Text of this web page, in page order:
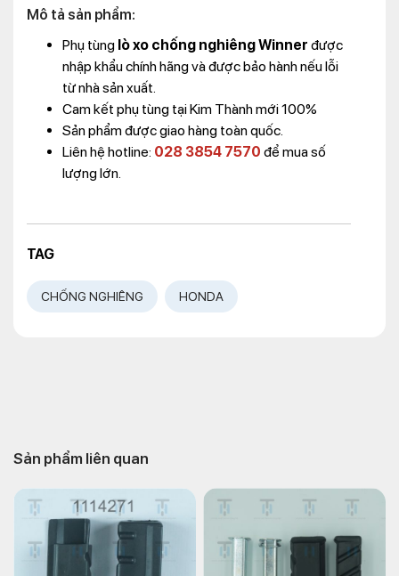
Mô tả sản phẩm:
Phụ tùng lò xo chống nghiêng Winner được
nhập khẩu chính hãng và được bảo hành nếu lỗi
từ nhà sản xuất.
Cam kết phụ tùng tại Kim Thành mới 100%
Sản phẩm được giao hàng toàn quốc.
Liên hệ hotline: 028 3854 7570 để mua số
lượng lớn.
TAG
CHỐNG NGHIÊNG HONDA
Sản phẩm liên quan